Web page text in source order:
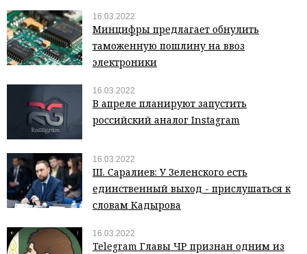
16.03.2022
Минцифры предлагает обнулить
таможенную пошлину на ввоз
электроники
16.03.2022
В апреле планируют запустить
российский аналог Instagram
16.03.2022
Ш. Саралиев: У Зеленского есть
единственный выход - прислушаться к
словам Кадырова
16.03.2022
Telegram Главы ЧР признан одним из